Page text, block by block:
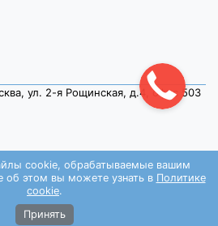
ул. 2-я Рощинская, д.4, офис 503
вс: 9:00 — 18:00
cookie, обрабатываемые вашим
об этом вы можете узнать в Политике
cookie.
Принять